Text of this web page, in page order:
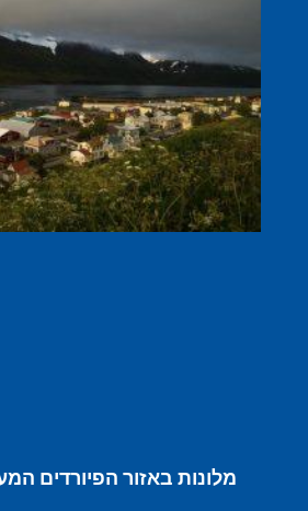
מלונות באזור הפיורדים